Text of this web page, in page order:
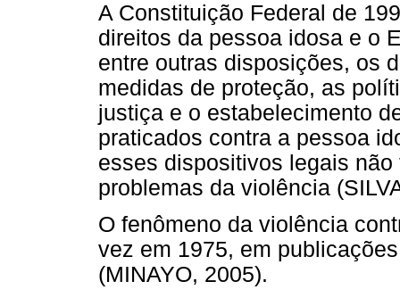
A Constituição Federal de
direitos da pessoa idosa e o
entre outras disposições, os
medidas de proteção, as
justiça e o estabelecimento
praticados contra a pessoa
esses dispositivos legais
problemas da violência
O fenômeno da violência
vez em 1975, em
(MINAYO, 2005).